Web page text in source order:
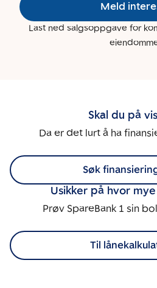
Meld
Last ned salgsoppgave for
Skal du på
Da er det lurt å ha
Søk
Usikker på hvor
Prøv SpareBank 1 sin
Til